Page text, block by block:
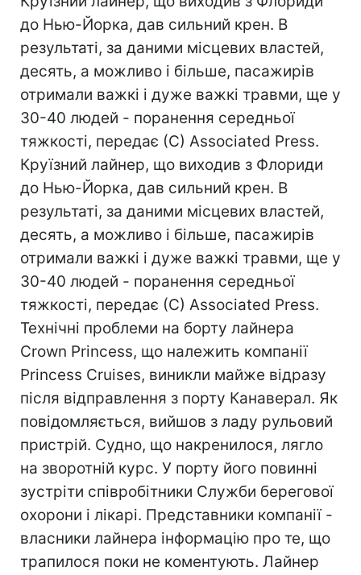
до Нью-Йорка, дав сильний крен. В
результаті, за даними місцевих властей,
десять, а можливо і більше, пасажирів
отримали важкі і дуже важкі травми, ще у
30-40 людей - поранення середньої
тяжкості, передає (С) Associated Press.
Круїзний лайнер, що виходив з Флориди
до Нью-Йорка, дав сильний крен. В
результаті, за даними місцевих властей,
десять, а можливо і більше, пасажирів
отримали важкі і дуже важкі травми, ще у
30-40 людей - поранення середньої
тяжкості, передає (С) Associated Press.
Технічні проблеми на борту лайнера
Crown Princess, що належить компанії
Princess Cruises, виникли майже відразу
після відправлення з порту Канаверал. Як
повідомляється, вийшов з ладу рульовий
пристрій. Судно, що накренилося, лягло
на зворотній курс. У порту його повинні
зустріти співробітники Служби берегової
охорони і лікарі. Представники компанії -
власники лайнера інформацію про те, що
трапилося поки не коментують. Лайнер